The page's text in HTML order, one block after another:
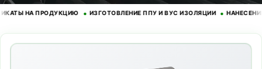
НА ПРОДУКЦИЮ • ИЗГОТОВЛЕНИЕ ППУ И ВУС ИЗОЛЯЦИИ • НАНЕСЕНИЕ